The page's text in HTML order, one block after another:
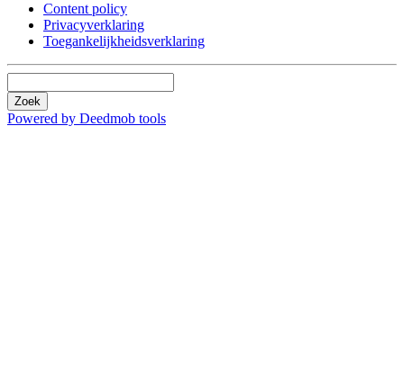
Content policy
Privacyverklaring
Toegankelijkheidsverklaring
Zoek
Powered by Deedmob tools